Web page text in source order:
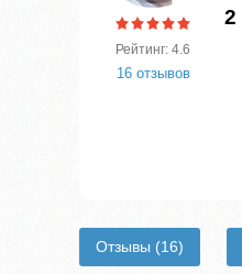
Рейтинг: 4.6
16 отзывов
2
Отзывы (16)